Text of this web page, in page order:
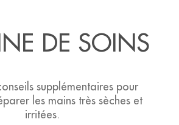
DE SOINS
supplémentaires pour
les mains très sèches et
irritées.